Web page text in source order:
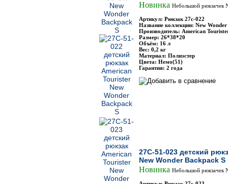
Новинка Небольшой рюкзачек
Артикул: Рюкзак 27с-022
Название коллекции: New
Производитель: American
Размер: 26*38*20
Объём: 16 л
Вес: 0,2 кг
Материал: Полиэстер
Цвета: Немо(51)
Гарантия: 2 года
27C-51-023 детский
New Wonder Backpack S
Новинка Небольшой рюкзачек